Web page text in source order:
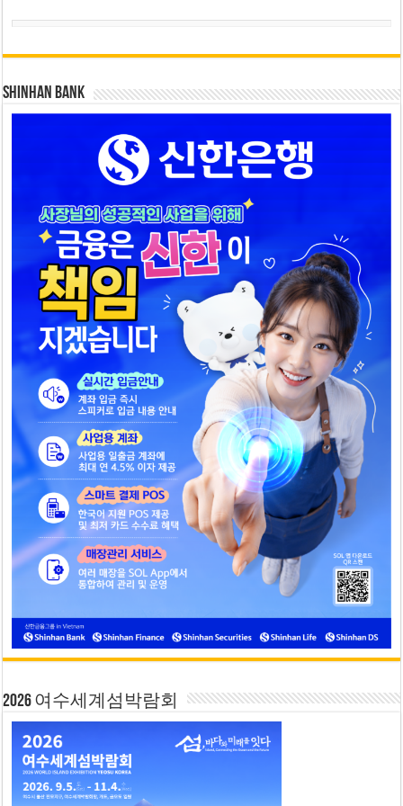
SHINHAN BANK
2026 여수세계섬박람회